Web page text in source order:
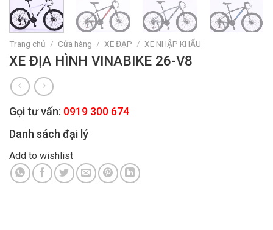
Trang chủ / Cửa hàng / XE ĐẠP / XE NHẬP KHẨU
XE ĐỊA HÌNH VINABIKE 26-V8
Gọi tư vấn: 0919 300 674
Danh sách đại lý
Add to wishlist